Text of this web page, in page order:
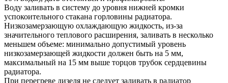
Воду заливать в систему до уровня нижней кромки
успокоительного стакана горловины радиатора.
Низкозамерзающую охлаждающую жидкость, из-за
значительного теплового расширения, заливать в несколько
меньшем объеме: минимально допустимый уровень
низкозамерзающей жидкости должен быть на 5 мм,
максимальный на 15 мм выше торцов трубок сердцевины
радиатора.
При перегреве дизеля не следует заливать в радиатор